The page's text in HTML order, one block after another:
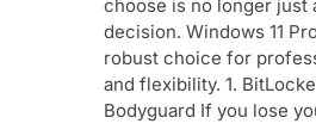
choose is no longer
decision. Windows 11
robust choice for
and flexibility. 1.
Bodyguard If you lose